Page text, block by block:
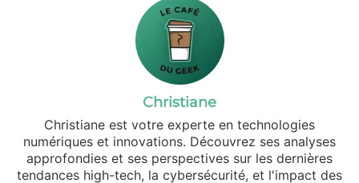
Christiane
Christiane est votre experte en technologies
numériques et innovations. Découvrez ses analyses
approfondies et ses perspectives sur les dernières
tendances high-tech, la cybersécurité, et l'impact des